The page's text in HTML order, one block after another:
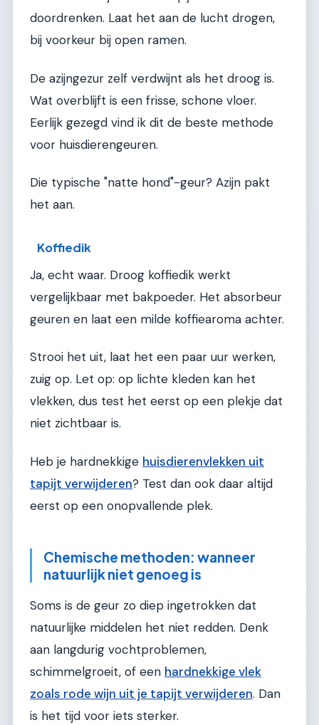
doordrenken. Laat het aan de lucht drogen,
bij voorkeur bij open ramen.
De azijngezur zelf verdwijnt als het droog is.
Wat overblijft is een frisse, schone vloer.
Eerlijk gezegd vind ik dit de beste methode
voor huisdierengeuren.
Die typische "natte hond"-geur? Azijn pakt
het aan.
Koffiedik
Ja, echt waar. Droog koffiedik werkt
vergelijkbaar met bakpoeder. Het absorbeur
geuren en laat een milde koffiearoma achter.
Strooi het uit, laat het een paar uur werken,
zuig op. Let op: op lichte kleden kan het
vlekken, dus test het eerst op een plekje dat
niet zichtbaar is.
Heb je hardnekkige huisdierenvlekken uit
tapijt verwijderen? Test dan ook daar altijd
eerst op een onopvallende plek.
Chemische methoden: wanneer
natuurlijk niet genoeg is
Soms is de geur zo diep ingetrokken dat
natuurlijke middelen het niet redden. Denk
aan langdurig vochtproblemen,
schimmelgroeit, of een hardnekkige vlek
zoals rode wijn uit je tapijt verwijderen. Dan
is het tijd voor iets sterker.